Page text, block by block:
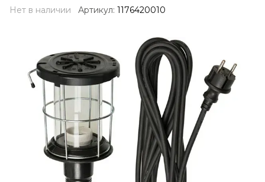
Нет в наличии Артикул: 1176420010